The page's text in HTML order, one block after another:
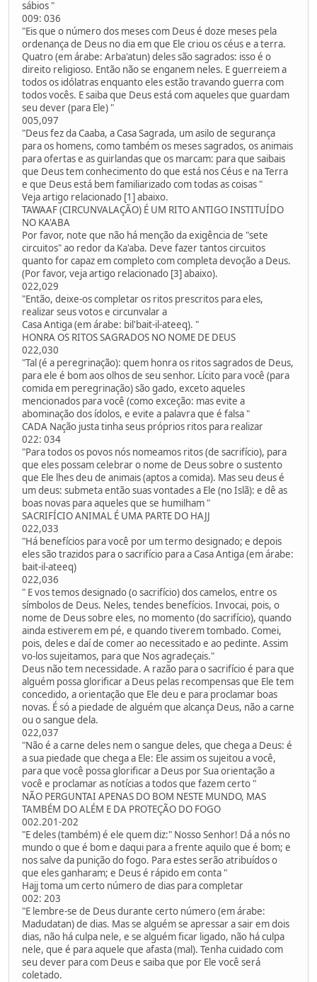
sábios "
009: 036
"Eis que o número dos meses com Deus é doze meses pela
ordenança de Deus no dia em que Ele criou os céus e a terra.
Quatro (em árabe: Arba'atun) deles são sagrados: isso é o
direito religioso. Então não se enganem neles. E guerreiem a
todos os idólatras enquanto eles estão travando guerra com
todos vocês. E saiba que Deus está com aqueles que guardam
seu dever (para Ele) "
005,097
"Deus fez da Caaba, a Casa Sagrada, um asilo de segurança
para os homens, como também os meses sagrados, os animais
para ofertas e as guirlandas que os marcam: para que saibais
que Deus tem conhecimento do que está nos Céus e na Terra
e que Deus está bem familiarizado com todas as coisas "
Veja artigo relacionado [1] abaixo.
TAWAAF (CIRCUNVALAÇÃO) É UM RITO ANTIGO INSTITUÍDO
NO KA'ABA
Por favor, note que não há menção da exigência de "sete
circuitos" ao redor da Ka'aba. Deve fazer tantos circuitos
quanto for capaz em completo com completa devoção a Deus.
(Por favor, veja artigo relacionado [3] abaixo).
022,029
"Então, deixe-os completar os ritos prescritos para eles,
realizar seus votos e circunvalar a
Casa Antiga (em árabe: bil'bait-il-ateeq). "
HONRA OS RITOS SAGRADOS NO NOME DE DEUS
022,030
"Tal (é a peregrinação): quem honra os ritos sagrados de Deus,
para ele é bom aos olhos de seu senhor. Lícito para você (para
comida em peregrinação) são gado, exceto aqueles
mencionados para você (como exceção: mas evite a
abominação dos ídolos, e evite a palavra que é falsa "
CADA Nação justa tinha seus próprios ritos para realizar
022: 034
"Para todos os povos nós nomeamos ritos (de sacrifício), para
que eles possam celebrar o nome de Deus sobre o sustento
que Ele lhes deu de animais (aptos a comida). Mas seu deus é
um deus: submeta então suas vontades a Ele (no Islã): e dê as
boas novas para aqueles que se humilham "
SACRIFÍCIO ANIMAL É UMA PARTE DO HAJJ
022,033
"Há benefícios para você por um termo designado; e depois
eles são trazidos para o sacrifício para a Casa Antiga (em árabe:
bait-il-ateeq)
022,036
" E vos temos designado (o sacrifício) dos camelos, entre os
símbolos de Deus. Neles, tendes benefícios. Invocai, pois, o
nome de Deus sobre eles, no momento (do sacrifício), quando
ainda estiverem em pé, e quando tiverem tombado. Comei,
pois, deles e daí de comer ao necessitado e ao pedinte. Assim
vo-los sujeitamos, para que Nos agradeçais."
Deus não tem necessidade. A razão para o sacrifício é para que
alguém possa glorificar a Deus pelas recompensas que Ele tem
concedido, a orientação que Ele deu e para proclamar boas
novas. É só a piedade de alguém que alcança Deus, não a carne
ou o sangue dela.
022,037
"Não é a carne deles nem o sangue deles, que chega a Deus: é
a sua piedade que chega a Ele: Ele assim os sujeitou a você,
para que você possa glorificar a Deus por Sua orientação a
você e proclamar as notícias a todos que fazem certo "
NÃO PERGUNTAI APENAS DO BOM NESTE MUNDO, MAS
TAMBÉM DO ALÉM E DA PROTEÇÃO DO FOGO
002.201-202
"E deles (também) é ele quem diz:" Nosso Senhor! Dá a nós no
mundo o que é bom e daqui para a frente aquilo que é bom; e
nos salve da punição do fogo. Para estes serão atribuídos o
que eles ganharam; e Deus é rápido em conta "
Hajj toma um certo número de dias para completar
002: 203
"E lembre-se de Deus durante certo número (em árabe:
Madudatan) de dias. Mas se alguém se apressar a sair em dois
dias, não há culpa nele, e se alguém ficar ligado, não há culpa
nele, que é para aquele que afasta (mal). Tenha cuidado com
seu dever para com Deus e saiba que por Ele você será
coletado.